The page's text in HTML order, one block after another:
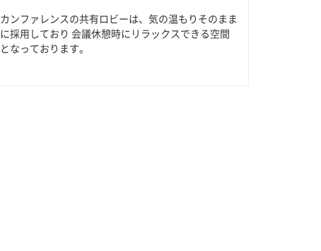
カンファレンスの共有ロビーは、気の温もりそのまま
に採用しており 会議休憩時にリラックスできる空間
となっております。